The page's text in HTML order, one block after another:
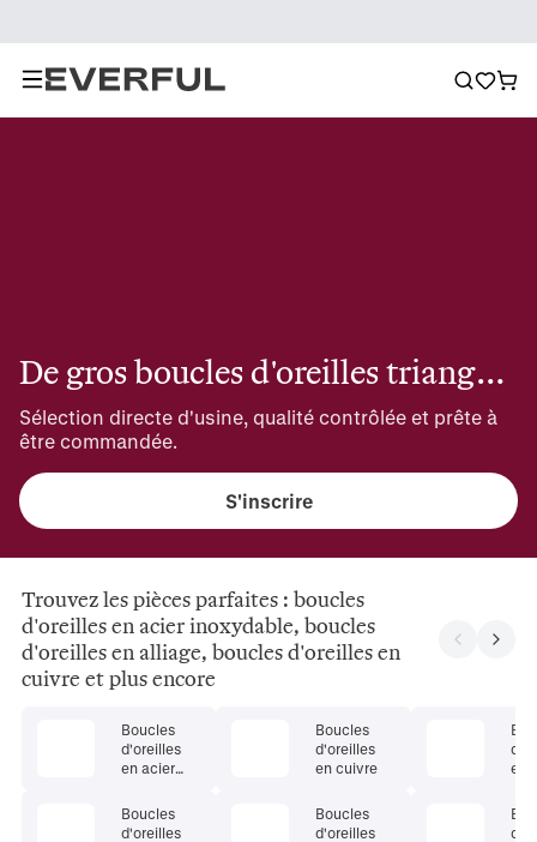
De gros boucles d'oreilles triangulaires
Sélection directe d'usine, qualité contrôlée et prête à
être commandée.
S'inscrire
Trouvez les pièces parfaites : boucles
d'oreilles en acier inoxydable, boucles
d'oreilles en alliage, boucles d'oreilles en
cuivre et plus encore
Boucles
d'oreilles
en acier
Boucles
d'oreilles
Boucles
d'oreilles
en cuivre
Boucles
d'oreilles
en